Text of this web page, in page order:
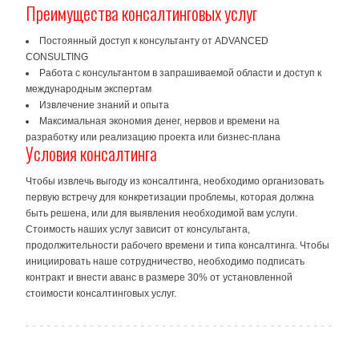
Преимущества консалтинговых услуг
Постоянный доступ к консультанту от ADVANCED
CONSULTING
Работа с консультантом в запрашиваемой области и доступ к
международным экспертам
Извлечение знаний и опыта
Максимальная экономия денег, нервов и времени на
разработку или реализацию проекта или бизнес-плана
Условия консалтинга
Чтобы извлечь выгоду из консалтинга, необходимо организовать
первую встречу для конкретизации проблемы, которая должна
быть решена, или для выявления необходимой вам услуги.
Стоимость наших услуг зависит от консультанта,
продолжительности рабочего времени и типа консалтинга. Чтобы
инициировать наше сотрудничество, необходимо подписать
контракт и внести аванс в размере 30% от установленной
стоимости консалтинговых услуг.